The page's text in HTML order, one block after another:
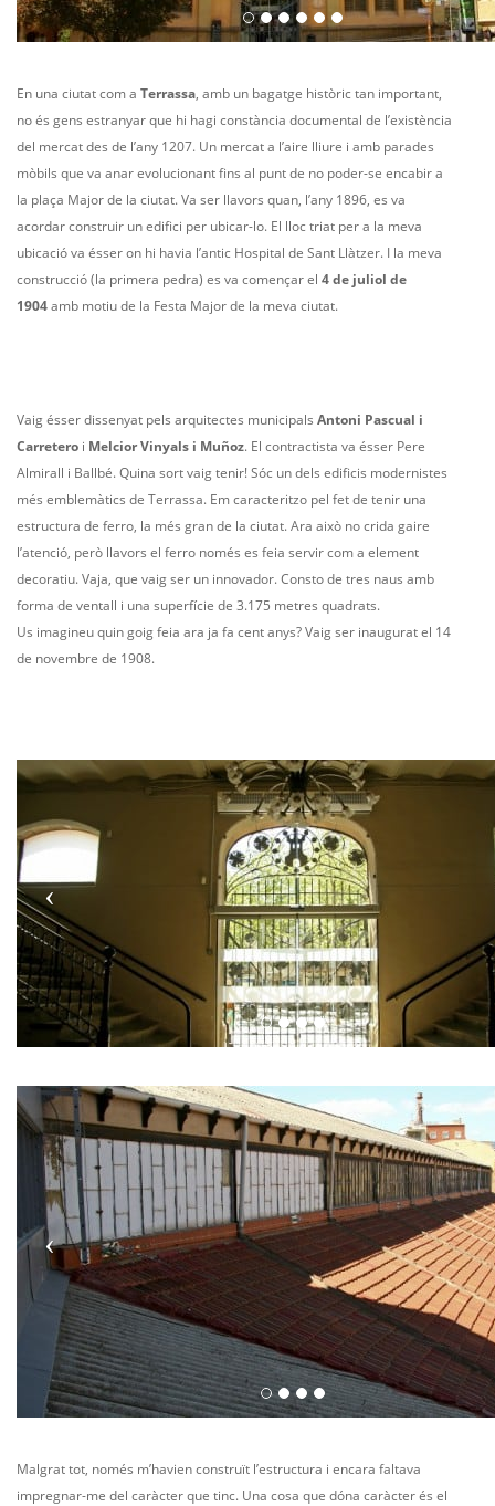
En una ciutat com a Terrassa, amb un bagatge històric tan important,
no és gens estranyar que hi hagi constància documental de l’existència
del mercat des de l’any 1207. Un mercat a l’aire lliure i amb parades
mòbils que va anar evolucionant fins al punt de no poder-se encabir a
la plaça Major de la ciutat. Va ser llavors quan, l’any 1896, es va
acordar construir un edifici per ubicar-lo. El lloc triat per a la meva
ubicació va ésser on hi havia l’antic Hospital de Sant Llàtzer. I la meva
construcció (la primera pedra) es va començar el 4 de juliol de
1904amb motiu de la Festa Major de la meva ciutat.
Vaig ésser dissenyat pels arquitectes municipals Antoni Pascual i
Carretero i Melcior Vinyals i Muñoz. El contractista va ésser Pere
Almirall i Ballbé. Quina sort vaig tenir! Sóc un dels edificis modernistes
més emblemàtics de Terrassa. Em caracteritzo pel fet de tenir una
estructura de ferro, la més gran de la ciutat. Ara això no crida gaire
l’atenció, però llavors el ferro només es feia servir com a element
decoratiu. Vaja, que vaig ser un innovador. Consto de tres naus amb
forma de ventall i una superfície de 3.175 metres quadrats.
Us imagineu quin goig feia ara ja fa cent anys? Vaig ser inaugurat el 14
de novembre de 1908.
Malgrat tot, només m’havien construït l’estructura i encara faltava
impregnar-me del caràcter que tinc. Una cosa que dóna caràcter és el